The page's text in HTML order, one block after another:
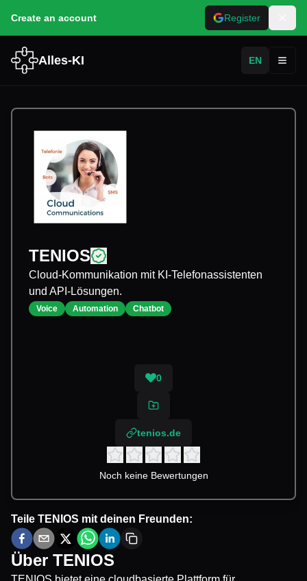
Create an account Register
Alles-KI EN
TENIOS
Cloud-Kommunikation mit KI-Telefonassistenten
und API-Lösungen.
Voice Automation Chatbot
0
tenios.de
Noch keine Bewertungen
Teile TENIOS mit deinen Freunden:
Über TENIOS